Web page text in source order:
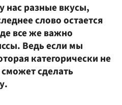
нас разные вкусы,
слово остается
все же важно
Ведь если мы
категорически не
сделать